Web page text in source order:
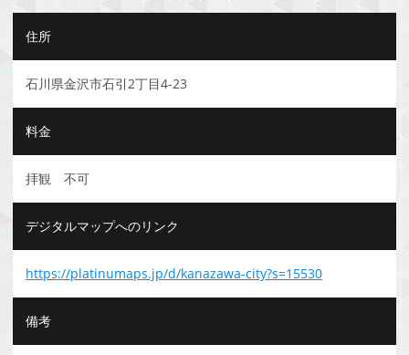
住所
石川県金沢市石引2丁目4-23
料金
拝観 不可
デジタルマップへのリンク
https://platinumaps.jp/d/kanazawa-city?s=15530
備考